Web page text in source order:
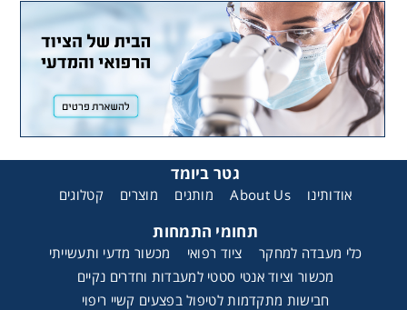
גטר ביומד
אודותינו About Us מותגים מוצרים קטלוגים
תחומי התמחות
כלי מעבדה למחקר ציוד רפואי
מכשור מדעי ותעשייתי
מכשור וציוד אנטי סטטי למעבדות וחדרים נקיים
חבישות מתקדמות לטיפול בפצעים קשיי ריפוי